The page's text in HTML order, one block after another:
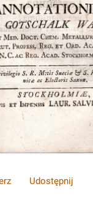
Udostępnij